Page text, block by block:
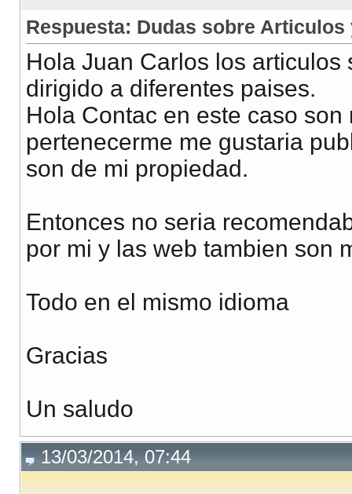
Respuesta: Dudas sobre Articulos
Hola Juan Carlos los
dirigido a diferentes paises.
Hola Contac en este caso
pertenecerme me gustaria
son de mi propiedad.
Entonces no seria
por mi y las web tambien son
Todo en el mismo idioma
Gracias
Un saludo
13/03/2014, 07:44